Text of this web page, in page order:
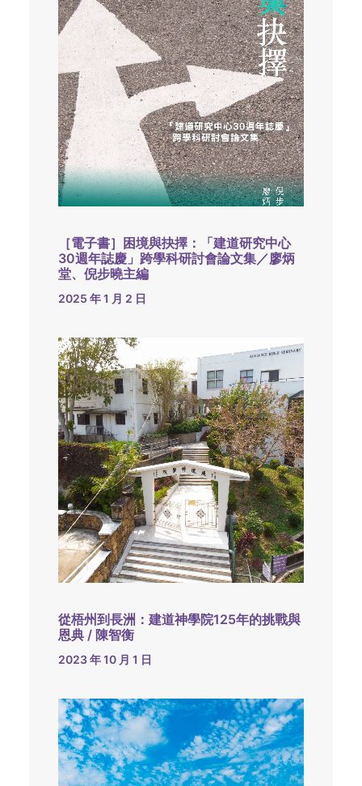
［電子書］困境與抉擇：「建道研究中心
30週年誌慶」跨學科研討會論文集／廖炳
堂、倪步曉主編
2025 年 1 月 2 日
從梧州到長洲：建道神學院125年的挑戰與
恩典 / 陳智衡
2023 年 10 月 1 日